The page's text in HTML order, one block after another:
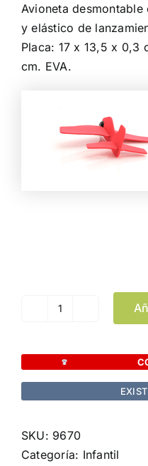
Avioneta desmontable
y elástico de
Placa: 17 x 13,5 x 0,3
cm. EVA.
Avioneta
cantidad
SKU: 9670
Categoría: Infantil